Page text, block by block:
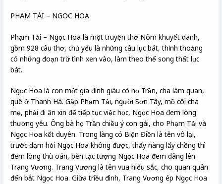
PHẠM TẢI – NGỌC HOA
Phạm Tải – Ngọc Hoa là một truyện thơ Nôm khuyết danh,
gồm 928 câu thơ, chủ yếu là những câu lục bát, thỉnh thoảng
có những đoạn trữ tình xen vào, làm theo thể song thất lục
bát.
Ngọc Hoa là con một gia đình giàu có họ Trần, cha làm quan,
quê ở Thanh Hà. Gặp Phạm Tải, người Sơn Tây, mồ côi cha
mẹ, phải đi ăn xin để tiếp tục việc học, Ngọc Hoa đem lòng
thương yêu. Ông bà họ Trần chiều ý con gái, cho Phạm Tải và
Ngọc Hoa kết duyên. Trong làng có Biện Điền là tên vô lại,
trước dạm hỏi Ngọc Hoa không được, thấy nàng lấy chồng thì
đem lòng thù oán, bèn tạc tượng Ngọc Hoa đem dâng lên
Trang Vương. Trang Vương là tên vua hiếu sắc, cho quan quân
đến bắt Ngọc Hoa. Giữa triều đình, Trang Vương ép Ngọc Hoa